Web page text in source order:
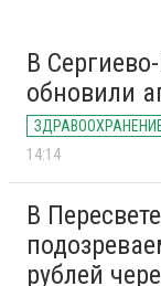
В
обновили
14:14
В
рублей